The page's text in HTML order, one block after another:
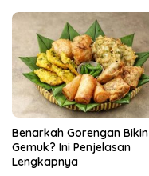
Benarkah Gorengan Bikin
Gemuk? Ini Penjelasan
Lengkapnya